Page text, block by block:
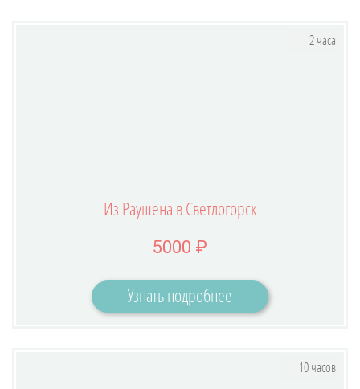
2 часа
Из Раушена в Светлогорск
5000 ₽
Узнать подробнее
10 часов